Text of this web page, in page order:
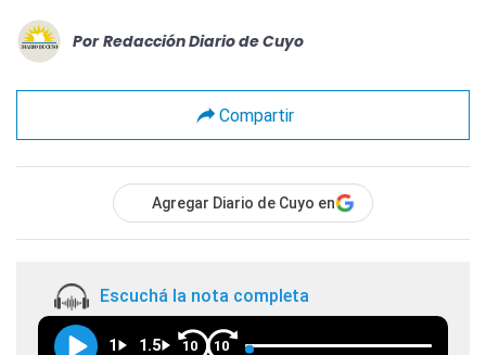
Por Redacción Diario de Cuyo
Compartir
Agregar Diario de Cuyo en
Escuchá la nota completa
1 1.5 10 10